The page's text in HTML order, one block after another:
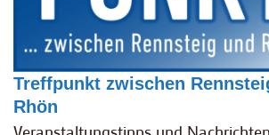
Treffpunkt zwischen
Rhön